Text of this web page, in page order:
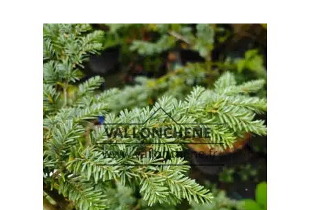
Varianten
auf.
Die
Optionen
können
auf
der
Produktseite
gewählt
werden